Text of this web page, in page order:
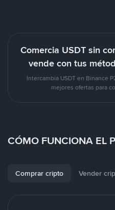
Comercia USDT sin
vende con tus
Intercambia USDT en Binance
mejores ofertas para
CÓMO FUNCIONA EL
Comprar cripto Vender